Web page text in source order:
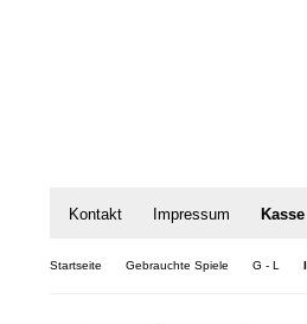
Kontakt Impressum Kasse
Startseite Gebrauchte Spiele G - L